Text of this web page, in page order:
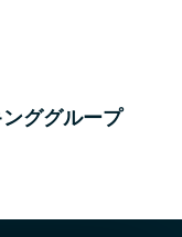
ググループ